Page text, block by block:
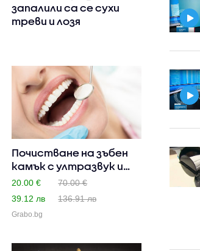
запалили са се сухи
треви и лозя
Почистване на зъбен
камък с ултразвук и
поли..
20.00 €
70.00 €
39.12 лв
136.91 лв
Grabo.bg